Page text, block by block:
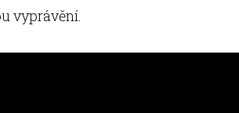
vyprávění.